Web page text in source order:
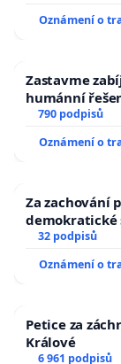
Oznámení o
Zastavme
humánní
790 podpisů
Oznámení o
Za zachování
demokratické
32 podpisů
Oznámení o
Petice za
Králové
6 961 podpisů